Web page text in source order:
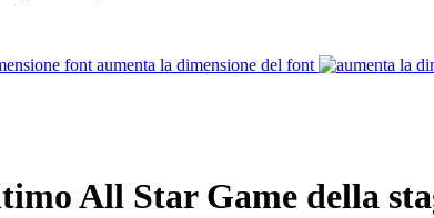
aumenta la dimensione del font
All Star Game della